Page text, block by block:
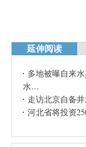
延伸阅读
多地被曝自来
水…
走访北京自备
河北省将投资